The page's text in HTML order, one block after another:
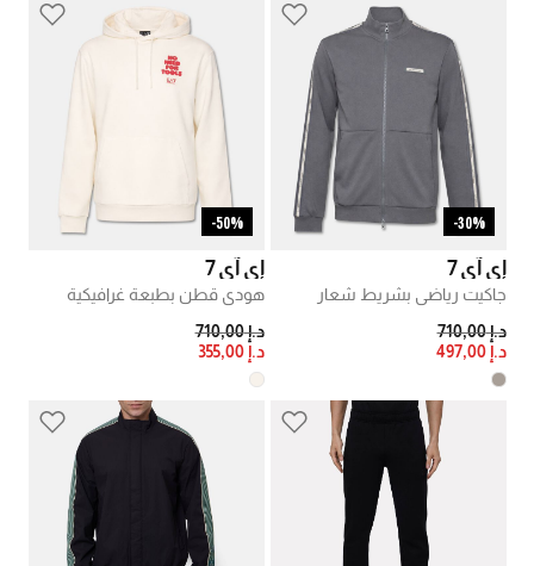
30%-
إي آي 7
جاكيت رياضي بشريط شعار
PRICE REDUCED FROM
د.إ 710,00
د.إ 497,00
50%-
إي آي 7
هودي قطن بطبعة غرافيكية
PRICE REDUCED FROM
د.إ 710,00
د.إ 355,00